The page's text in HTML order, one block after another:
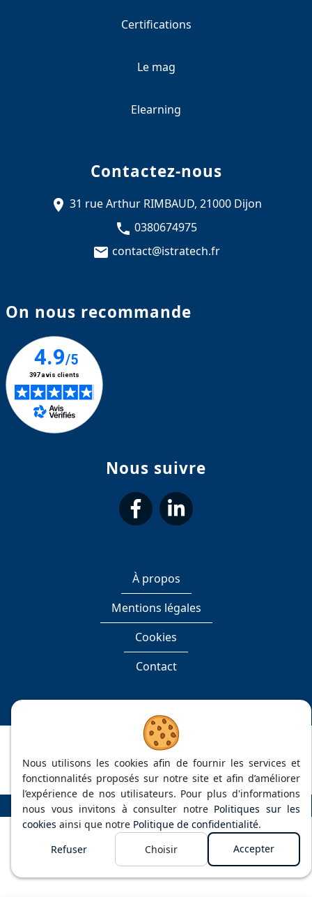
Nous utilisons les cookies afin de fournir les services et
fonctionnalités proposés sur notre site et afin d’améliorer
l’expérience de nos utilisateurs. Pour plus d'informations
nous vous invitons à consulter notre Politiques sur les
cookies ainsi que notre Politique de confidentialité.
Refuser
Choisir Accepter
Certifications
Le mag
Elearning
Contactez-nous
31 rue Arthur RIMBAUD, 21000 Dijon
0380674975
contact@istratech.fr
On nous recommande
Nous suivre
suivez-
sur
Facebook
suivez-
sur
LinkedIn
À propos
Mentions légales
Cookies
Contact
| Istratech EURL, Tous droits réservés
Site web réalisé par
Web Solution Way